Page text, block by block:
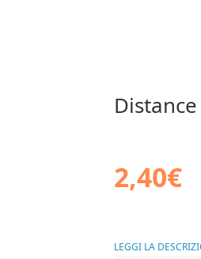
Distance
2,40€
LEGGI LA